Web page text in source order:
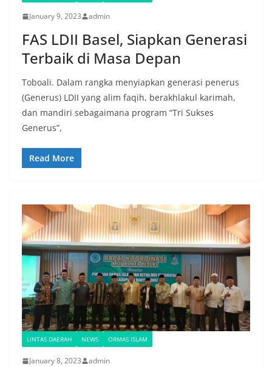
January 9, 2023 admin
FAS LDII Basel, Siapkan Generasi
Terbaik di Masa Depan
Toboali. Dalam rangka menyiapkan generasi penerus
(Generus) LDII yang alim faqih, berakhlakul karimah,
dan mandiri sebagaimana program “Tri Sukses
Generus”,
Read More
LINTAS DAERAH NEWS ORMAS ISLAM
January 8, 2023 admin